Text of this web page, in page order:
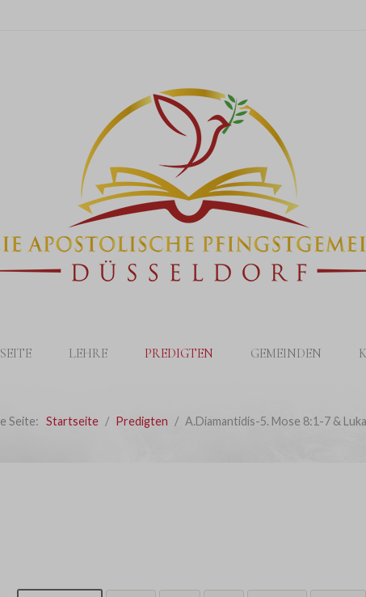
LEHRE PREDIGTEN GEMEINDEN
Seite: Startseite Predigten A.Diamantidis-5. Mose 8:1-7 &